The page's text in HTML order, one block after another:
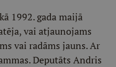
1992. gada maijā
vai atjaunojams
vai radāms jauns. Ar
Deputāts Andris